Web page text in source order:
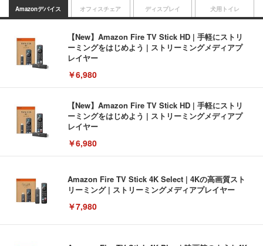
Amazonデバイス
【New】Amazon Fire TV Stick HD | 手軽にストリ
ーミングをはじめよう | ストリーミングメディアプ
レイヤー
￥6,980
【New】Amazon Fire TV Stick HD | 手軽にストリ
ーミングをはじめよう | ストリーミングメディアプ
レイヤー
￥6,980
Amazon Fire TV Stick 4K Select | 4Kの高画質スト
リーミング | ストリーミングメディアプレイヤー
￥7,980
オフィスチェア ディスプレイ 犬用トイレ